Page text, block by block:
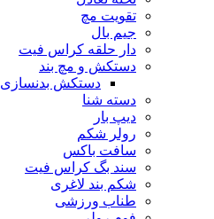
تقویت مچ
جیم بال
دار حلقه کراس فیت
دستکش و مچ بند
دستکش بدنسازی
دسته شنا
دیپ بار
رولر شکم
سافت باکس
سند بگ کراس فیت
شکم بند لاغری
طناب ورزشی